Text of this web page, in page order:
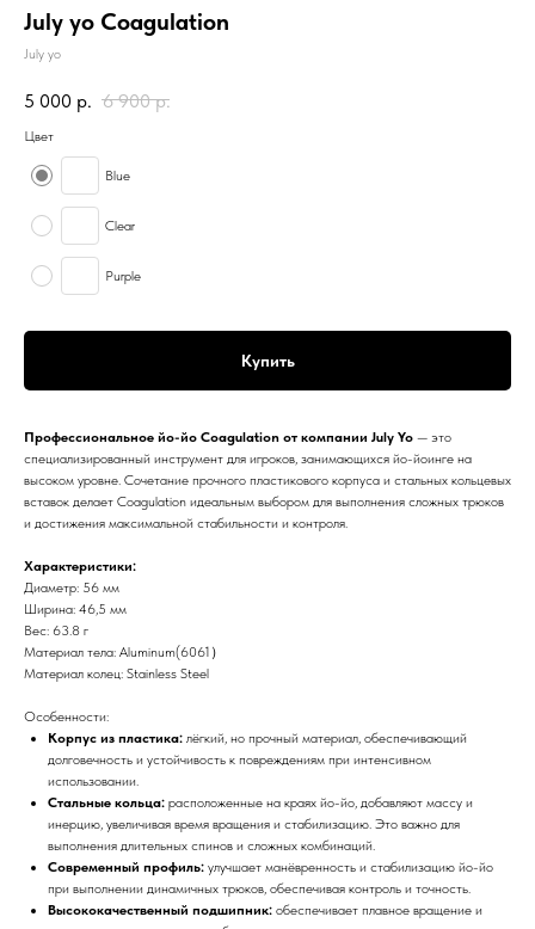
July yo Coagulation
July yo
5 000 р. 6 900 р.
Цвет
Blue
Clear
Purple
Купить
Профессиональное йо-йо Coagulation от компании July Yo — это
специализированный инструмент для игроков, занимающихся йо-йоинге на
высоком уровне. Сочетание прочного пластикового корпуса и стальных кольцевых
вставок делает Coagulation идеальным выбором для выполнения сложных трюков
и достижения максимальной стабильности и контроля.
Характеристики:
Диаметр: 56 мм
Ширина: 46,5 мм
Вес: 63.8 г
Материал тела: Aluminum(6061）
Материал колец: Stainless Steel
Особенности:
Корпус из пластика: лёгкий, но прочный материал, обеспечивающий
долговечность и устойчивость к повреждениям при интенсивном
использовании.
Стальные кольца: расположенные на краях йо-йо, добавляют массу и
инерцию, увеличивая время вращения и стабилизацию. Это важно для
выполнения длительных спинов и сложных комбинаций.
Современный профиль: улучшает манёвренность и стабилизацию йо-йо
при выполнении динамичных трюков, обеспечивая контроль и точность.
Высококачественный подшипник: обеспечивает плавное вращение и